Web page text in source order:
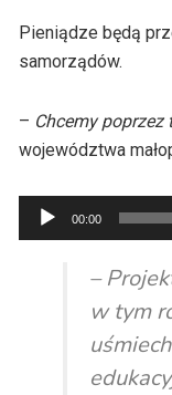
Pieniądze będą
samorządów.
– Chcemy
województwa
Odtwarzacz
plików
dźwiękowych
00:00
–
w tym